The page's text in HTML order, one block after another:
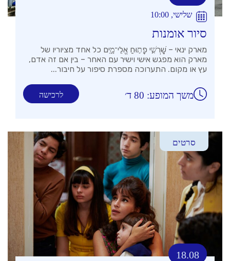
שלישי, 10:00
סיור אומנות
מארק ינאי – שׇׁרְשִׁ֣י פָת֣וּחַ אֱלֵי־מָ֑יִם כל אחד מציוריו של
מארק הוא מפגש אישי וישיר עם האחר – בין אם זה אדם,
עץ או מקום. התערוכה מספרת סיפור על חיבור...
לרכישה משך המופע: 80 ד׳
סרטים
18.08